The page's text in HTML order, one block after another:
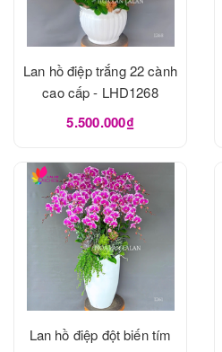
Lan hồ điệp trắng 22 cành
cao cấp - LHD1268
5.500.000₫
Lan hồ điệp đột biến tím